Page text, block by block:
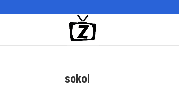
sokol